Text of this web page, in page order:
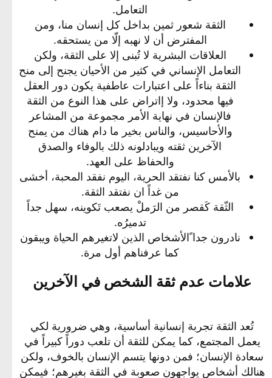
التعامل.​
الثقة شعور ثمين بداخل كل إنسان منا، ومن
المفترض أن لا نهبه إلّا من يستحقه.​
العلاقات البشرية لا تُبنى إلا على الثقة، ولكن
التعامل الإنساني في كثير من الأحيان يجنح إلى منح
الثقة بناءاً على اعتبارات عاطفية يكون دور العقل
فيها محدود، ولا إاتراض على هذا النوع من الثقة
فالإنسان في نهاية الأمر مجموعة من المشاعر
والأحاسيس، والناس بخير ما دام هناك من يمنح
الآخرين ثقته ويبادلونه ذلك بالوفاء والصدق
والحفاظ على العهد.​
بالأمس كنا نفتقد الحرية، اليوم نفقد المحبة، أخشى
من غداً ان نفتقد الثقة.​
الثّقة كَقصر من الرَملْ يصعب تَكوينه، سهل جداً
تدميرُه.​
نادرون جدا ًالأشخاص الذين لاتغيرهم الحياة ويبقون
كما عرفناهم أول مرة.​
علامات عدم ثقة الشخص في الآخرين​
تُعد الثقة تجربة إنسانية أساسية، وهي ضرورية لكي
يعمل المجتمع، كما يمكن للثقة أن تلعب دوراً كبيراً في
سعادة الإنسان؛ فمن دونها يتسم الإنسان بالخوف، ولكن
هنالك أشخاص يواجهون صعوبة في الثقة بغيرهم؛ فيمكن